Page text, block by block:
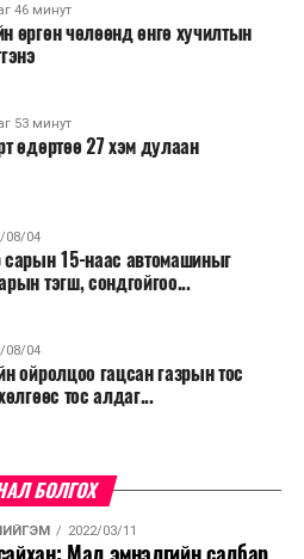
46 минут
өргөн чөлөөнд өнгө хучилтын
53 минут
өдөртөө 27 хэм дулаан
08/04
сарын 15-наас автомашиныг
тэгш, сондгойгоо...
08/04
ойролцоо гацсан газрын тос
тос алдаг...
БОЛГОХ
2022/03/11